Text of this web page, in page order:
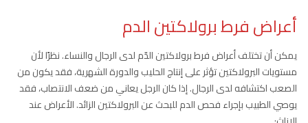
أعراض فرط برولاكتين الدم
يمكن أن تختلف أعراض فرط برولاكتين الدّم لدى الرجال والنساء. نظرًا لأن
مستويات البرولاكتين تؤثر على إنتاج الحليب والدورة الشهرية، فقد يكون من
الصعب اكتشافه لدى الرجال. إذا كان الرجل يعاني من ضعف الانتصاب، فقد
يوصي الطبيب بإجراء فحص الدم للبحث عن البرولاكتين الزائد. الأعراض عند